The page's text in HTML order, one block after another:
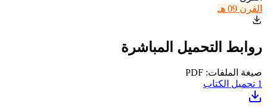
القرن 09 هـ
روابط التحميل المباشرة
صيغة الملفات: PDF
1 تحميل الكتاب